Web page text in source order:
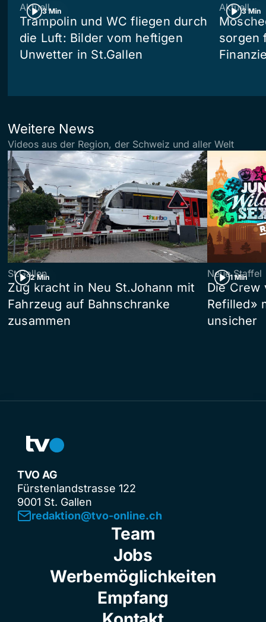
3 Min
Aktuell
Trampolin und WC fliegen durch
die Luft: Bilder vom heftigen
Unwetter in St.Gallen
3 Min
Aktuell
sorgen
Weitere News
Videos aus der Region, der Schweiz und aller Welt
2 Min
St.Gallen
Zug kracht in Neu St.Johann mit
Fahrzeug auf Bahnschranke
zusammen
1 Min
Neue Staffel
Die Crew
Refilled»
unsicher
TVO AG
Fürstenlandstrasse 122
9001 St. Gallen
redaktion@tvo-online.ch
Team
Jobs
Werbemöglichkeiten
Empfang